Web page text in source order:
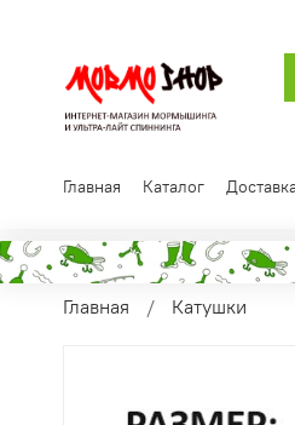
Главная Каталог
Главная Катушки